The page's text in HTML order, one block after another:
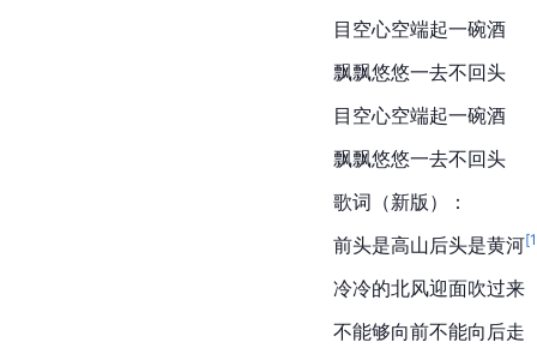
目空心空端起一碗酒
飘飘悠悠一去不回头
目空心空端起一碗酒
飘飘悠悠一去不回头
歌词（新版）：
前头是高山后头是黄河[1
冷冷的北风迎面吹过来
不能够向前不能向后走